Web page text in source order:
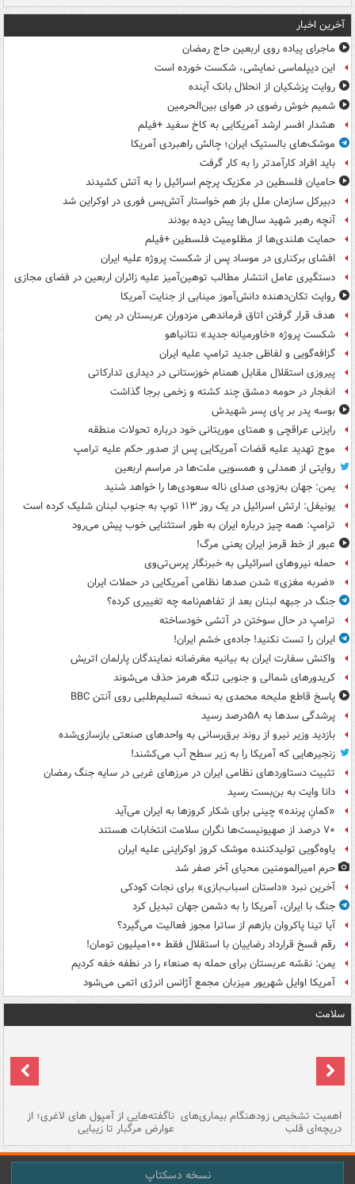
آخرین اخبار
ماجرای پیاده روی اربعین حاج رمضان
این دیپلماسی نمایشی، شکست خورده است
روایت پزشکیان از انحلال بانک آینده
شمیم خوش رضوی در هوای بین‌الحرمین
هشدار افسر ارشد آمریکایی به کاخ سفید +فیلم
موشک‌های بالستیک ایران؛ چالش راهبردی آمریکا
باید افراد کارآمدتر را به کار گرفت
حامیان فلسطین در مکزیک پرچم اسرائیل را به آتش کشیدند
دبیرکل سازمان ملل باز هم خواستار آتش‌بس فوری در اوکراین شد
آنچه رهبر شهید سال‌ها پیش دیده بودند
حمایت هلندی‌ها از مظلومیت فلسطین +فیلم
افشای برکناری در موساد پس از شکست پروژه علیه ایران
دستگیری عامل انتشار مطالب توهین‌آمیز علیه زائران اربعین در فضای مجازی
روایت تکان‌دهنده دانش‌آموز مینابی از جنایت آمریکا
هدف قرار گرفتن اتاق‌ فرماندهی مزدوران عربستان در یمن
شکست پروژه «خاورمیانه جدید» نتانیاهو
گزافه‌گویی و لفاظی جدید ترامپ علیه ایران
پیروزی استقلال مقابل همنام خوزستانی در دیداری تدارکاتی
انفجار در حومه دمشق چند کشته و زخمی برجا گذاشت
بوسه‌ پدر بر پای پسر شهیدش
رایزنی عراقچی و همتای موریتانی خود درباره تحولات منطقه
موج تهدید علیه قضات آمریکایی پس از صدور حکم علیه ترامپ
روایتی از همدلی و همسویی ملت‌ها در مراسم اربعین
یمن: جهان به‌زودی صدای ناله سعودی‌ها را خواهد شنید
یونیفل: ارتش اسرائیل در یک روز ۱۱۳ توپ به جنوب لبنان شلیک کرده است
ترامپ: همه چیز درباره ایران به طور استثنایی خوب پیش می‌رود
عبور از خط قرمز ایران یعنی مرگ!
حمله نیروهای اسرائیلی به خبرنگار پرس‌تی‌وی
«ضربه مغزی» شدن صدها نظامی آمریکایی در حملات ایران
جنگ در جبهه لبنان بعد از تفاهم‌نامه چه تغییری کرده؟
ترامپ در حال سوختن در آتشی خودساخته
ایران را تست نکنید! جاده‌ی خشم ایران!
واکنش سفارت ایران به بیانیه مغرضانه نمایندگان پارلمان اتریش
کریدورهای شمالی و جنوبی تنگه هرمز حذف می‌شوند
پاسخ قاطع ملیحه محمدی به نسخه تسلیم‌طلبی روی آنتن BBC
پرشدگی سدها به ۵۸درصد رسید
بازدید وزیر نیرو از روند برق‌رسانی به واحدهای صنعتی بازسازی‌شده
زنجیرهایی که آمریکا را به زیر سطح آب می‌کشند!
تثبیت دستاوردهای نظامی ایران در مرزهای غربی در سایه جنگ رمضان
دانا وایت به بن‌بست رسید
«کمانِ پرنده» چینی برای شکار کروزها به ایران می‌آید
۷۰ درصد از صهیونیست‌ها نگران سلامت انتخابات هستند
یاوه‌گویی تولیدکننده موشک کروز اوکراینی علیه ایران
حرم امیرالمومنین محیای آخر صفر شد
آخرین نبرد «داستان اسباب‌بازی» برای نجات کودکی
جنگ با ایران، آمریکا را به دشمن جهان تبدیل کرد
آیا تینا پاکروان بازهم از ساترا مجوز فعالیت می‌گیرد؟
رقم فسخ قرارداد رضاییان با استقلال فقط ۱۰۰میلیون تومان!
یمن: نقشه عربستان برای حمله به صنعاء را در نطفه خفه کردیم
آمریکا اوایل شهریور میزبان مجمع آژانس انرژی اتمی می‌شود
سلامت
اهمیت تشخیص زودهنگام بیماری‌های
دریچه‌ای قلب
ناگفته‌هایی از آمپول های لاغری؛ از
عوارض مرگبار تا زیبایی
نسخه دسکتاپ